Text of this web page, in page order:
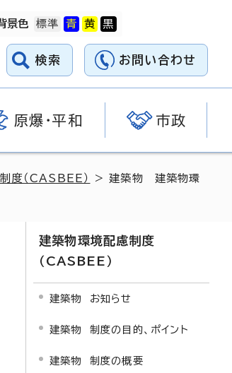
景色
検索 お問い合わせ
原爆・平和 市政
度（CASBEE）
> 建築物 建築物環
建築物環境配慮制度
（CASBEE）
建築物 お知らせ
建築物 制度の目的、ポイント
建築物 制度の概要